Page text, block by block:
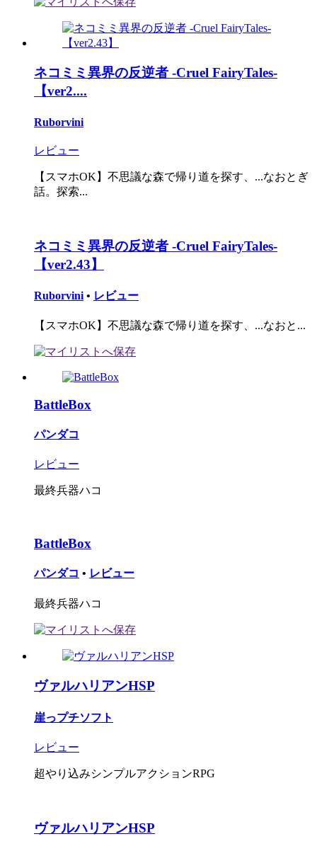
ネコミミ異界の反逆者 -Cruel FairyTales-
【ver2....
Ruborvini
レビュー
【スマホOK】不思議な森で帰り道を探す、...なおとぎ
話。探索...
ネコミミ異界の反逆者 -Cruel FairyTales-
【ver2.43】
Ruborvini • レビュー
【スマホOK】不思議な森で帰り道を探す、...なおと...
BattleBox
パンダコ
レビュー
最終兵器ハコ
BattleBox
パンダコ • レビュー
最終兵器ハコ
ヴァルハリアンHSP
崖っプチソフト
レビュー
超やり込みシンプルアクションRPG
ヴァルハリアンHSP